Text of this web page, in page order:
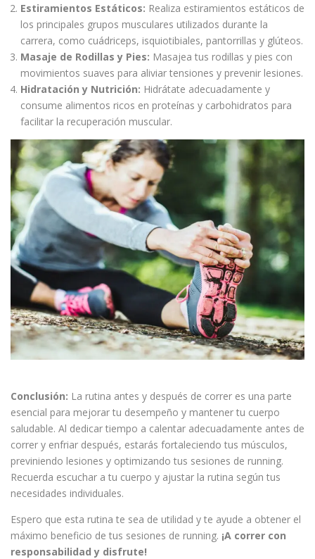
Estiramientos Estáticos: Realiza estiramientos estáticos de
los principales grupos musculares utilizados durante la
carrera, como cuádriceps, isquiotibiales, pantorrillas y glúteos.
Masaje de Rodillas y Pies: Masajea tus rodillas y pies con
movimientos suaves para aliviar tensiones y prevenir lesiones.
Hidratación y Nutrición: Hidrátate adecuadamente y
consume alimentos ricos en proteínas y carbohidratos para
facilitar la recuperación muscular.
Conclusión: La rutina antes y después de correr es una parte
esencial para mejorar tu desempeño y mantener tu cuerpo
saludable. Al dedicar tiempo a calentar adecuadamente antes de
correr y enfriar después, estarás fortaleciendo tus músculos,
previniendo lesiones y optimizando tus sesiones de running.
Recuerda escuchar a tu cuerpo y ajustar la rutina según tus
necesidades individuales.
Espero que esta rutina te sea de utilidad y te ayude a obtener el
máximo beneficio de tus sesiones de running. ¡A correr con
responsabilidad y disfrute!